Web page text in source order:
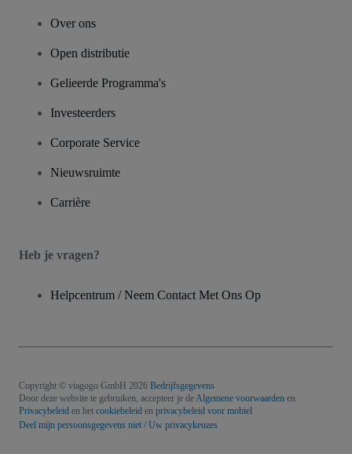
Over ons
Open distributie
Gelieerde Programma's
Investeerders
Corporate Service
Nieuwsruimte
Carrière
Heb je vragen?
Helpcentrum / Neem Contact Met Ons Op
Copyright © viagogo GmbH 2026 Bedrijfsgegevens
Door deze website te gebruiken, accepteer je deAlgemene voorwaarden en
Privacybeleid en het cookiebeleid en privacybeleid voor mobiel
Deel mijn persoonsgegevens niet / Uw privacykeuzes